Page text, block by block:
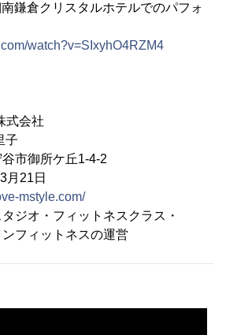
鎌倉クリスタルホテルでのパフォ
watch?v=SIxyhO4RZM4
会社
子
市御所ケ丘1-4-2
21日
mstyle.com/
ジオ・フィットネスクラス・
ットネスの運営